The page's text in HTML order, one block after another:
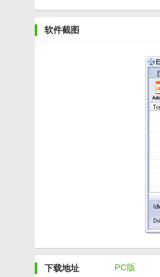
3. 简单易用：界面简洁明了，操作简
【Ease MP3 CD Burner(光盘
1. 兼容性强：支持多种操作系统和硬
2. 实时预览：在刻录过程中，用户可
软件截图
下载地址 PC版